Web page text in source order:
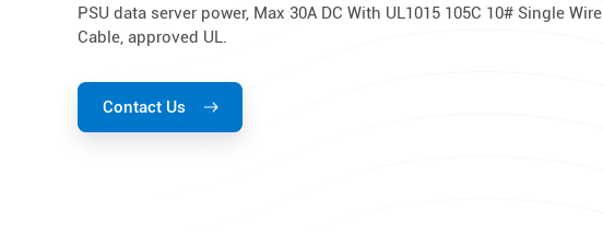
PSU data server power, Max 30A DC With UL1015 105C 10# Single Wire
Cable, approved UL.
Contact Us